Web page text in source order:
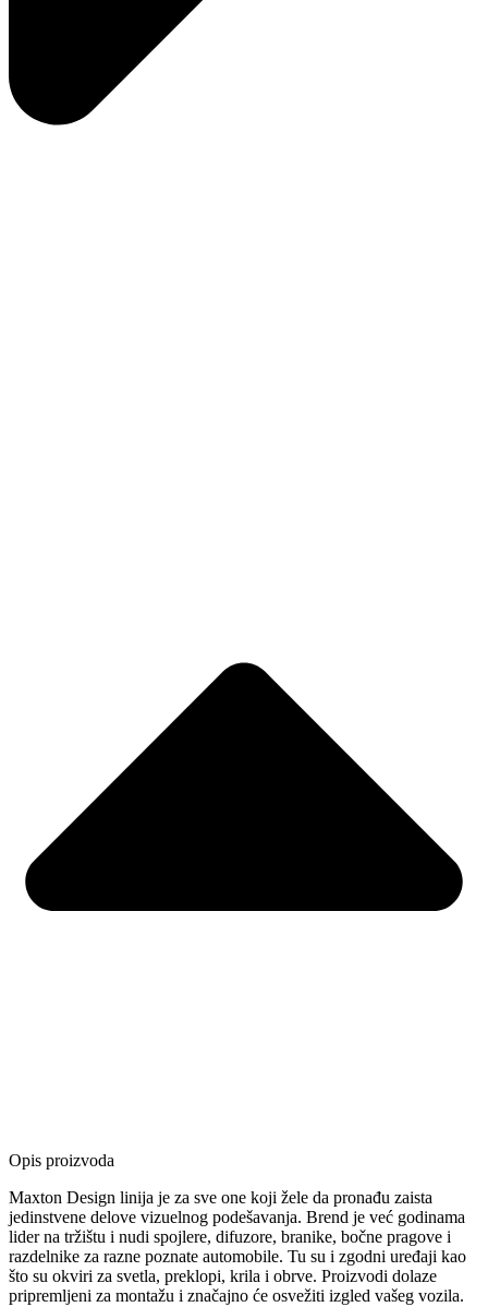
Opis proizvoda
Maxton Design linija je za sve one koji žele da pronađu zaista
jedinstvene delove vizuelnog podešavanja. Brend je već godinama
lider na tržištu i nudi spojlere, difuzore, branike, bočne pragove i
razdelnike za razne poznate automobile. Tu su i zgodni uređaji kao
što su okviri za svetla, preklopi, krila i obrve. Proizvodi dolaze
pripremljeni za montažu i značajno će osvežiti izgled vašeg vozila.